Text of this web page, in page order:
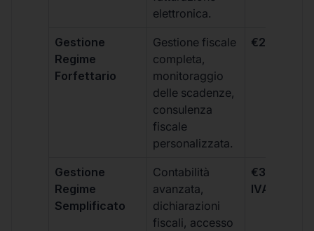
elettronica.
Gestione
Regime
Forfettario
Gestione fiscale
completa,
monitoraggio
delle scadenze,
consulenza
fiscale
personalizzata.
€264 +
Gestione
Regime
Semplificato
Contabilità
avanzata,
dichiarazioni
fiscali, accesso
€333 +
IVA/